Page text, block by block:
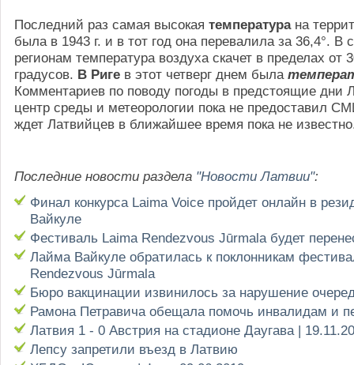
Последний раз самая высокая температурана
была в 1943 г. и в тот год она перевалила за 36,4°. В
регионам температура воздуха скачет в пределах от
градусов. В Риге в этот четверг днем была
Комментариев по поводу погоды в предстоящие дни
центр среды и метеорологии пока не предоставил
ждет Латвийцев в ближайшее время пока не
Последние новости раздела "Новости Латвии":
Финал конкурса Laima Voice пройдет онлайн в
Вайкуле
Фестиваль Laima Rendezvous Jūrmala будет
Лайма Вайкуле обратилась к поклонникам
Rendezvous Jūrmala
Бюро вакцинации извинилось за нарушение
Рамона Петравича обещала помочь инвалидам и
Латвия 1 - 0 Австрия на стадионе Даугава |
Лепсу запретили въезд в Латвию